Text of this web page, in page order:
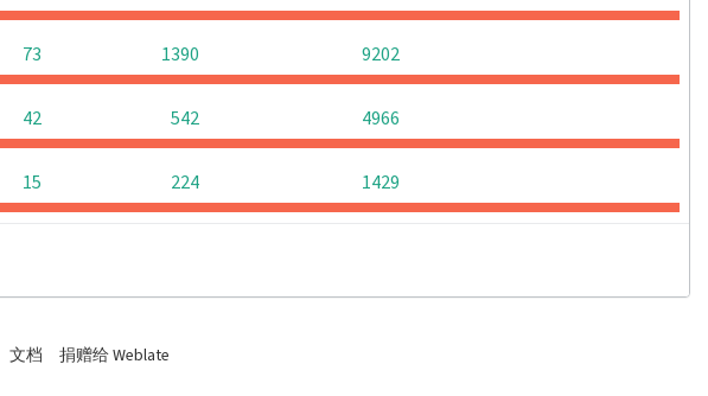
73 1390 9202
42 542 4966
15 224 1429
文档 捐赠给 Weblate